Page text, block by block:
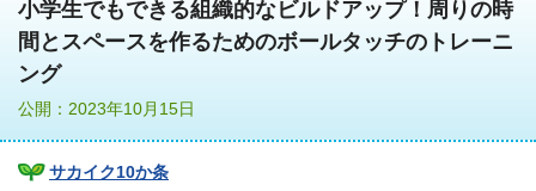
小学生でもできる組織的なビルドアップ！周りの時
間とスペースを作るためのボールタッチのトレーニ
ング
公開：2023年10月15日
サカイク10か条